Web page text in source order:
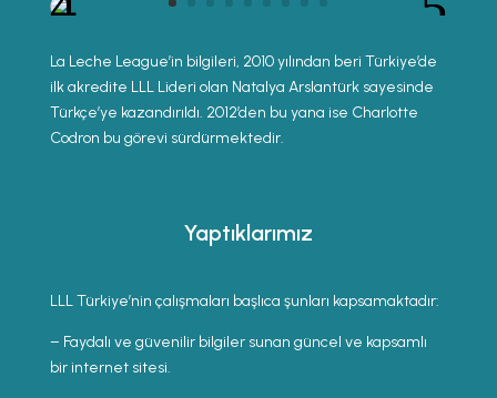
La Leche League’in bilgileri, 2010 yılından beri Türkiye’de
ilk akredite LLL Lideri olan Natalya Arslantürk sayesinde
Türkçe’ye kazandırıldı. 2012’den bu yana ise Charlotte
Codron bu görevi sürdürmektedir.
Yaptıklarımız
LLL Türkiye’nin çalışmaları başlıca şunları kapsamaktadır:
– Faydalı ve güvenilir bilgiler sunan güncel ve kapsamlı
bir internet sitesi.